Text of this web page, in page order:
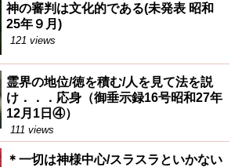
神の審判は文化的である(未発表 昭和
25年９月)
121 views
霊界の地位/徳を積む/人を見て法を説
け．．．応身（御垂示録16号昭和27年
12月1日④）
111 views
＊一切は神様中心/スラスラといかない